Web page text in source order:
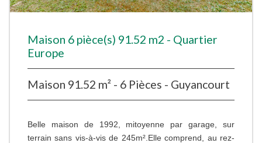
Maison 6 pièce(s) 91.52 m2 - Quartier
Europe
Maison 91.52 m² - 6 Pièces - Guyancourt
Belle maison de 1992, mitoyenne par garage, sur
terrain sans vis-à-vis de 245m².Elle comprend, au rez-